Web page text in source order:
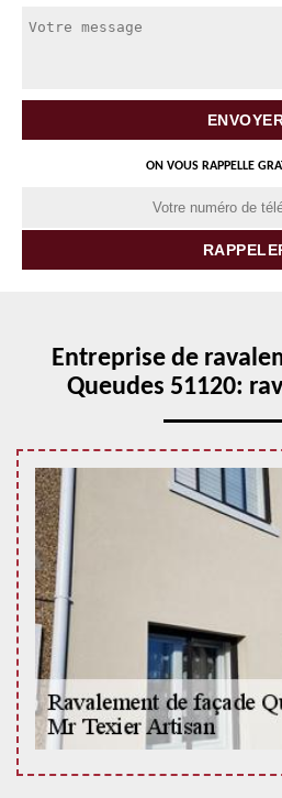
ON VOUS RAPPELLE
Entreprise de
Queudes 51120: